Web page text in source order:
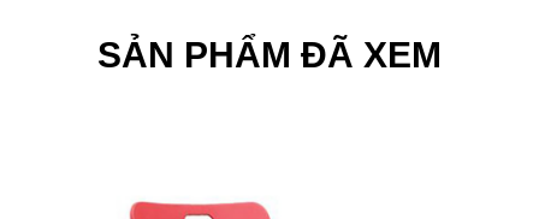
SẢN PHẨM ĐÃ XEM